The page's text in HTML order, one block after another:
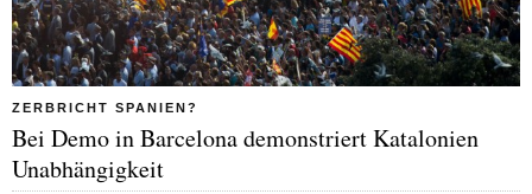
ZERBRICHT SPANIEN?
Bei Demo in Barcelona demonstriert Katalonien
Unabhängigkeit